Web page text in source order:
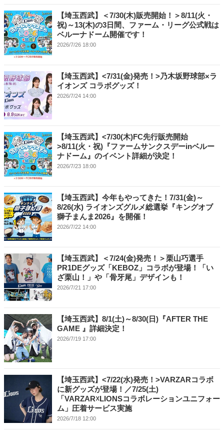
【埼玉西武】＜7/30(木)販売開始！＞8/11(火・
祝)～13(木)の3日間、ファーム・リーグ公式戦は
ベルーナドーム開催です！
2026/7/26 18:00
【埼玉西武】<7/31(金)発売！>乃木坂野球部×ラ
イオンズ コラボグッズ！
2026/7/24 14:00
【埼玉西武】<7/30(木)FC先行販売開始
>8/11(火・祝)『ファームサンクスデーinベルー
ナドーム』のイベント詳細が決定！
2026/7/23 18:00
【埼玉西武】今年もやってきた！7/31(金)～
8/26(水) ライオンズグルメ総選挙『キングオブ
獅子まんま2026』を開催！
2026/7/22 14:00
【埼玉西武】＜7/24(金)発売！＞栗山巧選手
PR1DEグッズ「KEBOZ」コラボが登場！「い
ざ栗山！」や「骨牙尾」デザインも！
2026/7/21 17:00
【埼玉西武】8/1(土)～8/30(日)『AFTER THE
GAME 』詳細決定！
2026/7/19 17:00
【埼玉西武】<7/22(水)発売！>VARZARコラボ
に新グッズが登場！／7/25(土)
「VARZAR☓LIONSコラボレーションユニフォー
ム」圧着サービス実施
2026/7/18 12:00